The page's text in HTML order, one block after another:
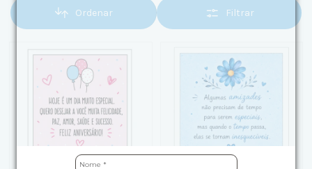
Ordenar Filtrar